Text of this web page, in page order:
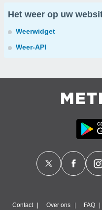
Het weer op uw
Weerwidget
Weer-API
Contact Over ons FAQ